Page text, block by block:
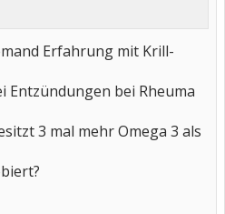
Erfahrung mit Krill-
Entzündungen bei Rheuma
3 mal mehr Omega 3 als